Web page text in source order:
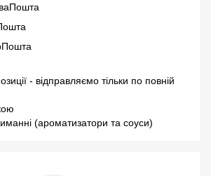
- відправляємо тільки по повній
(ароматизатори та соуси)